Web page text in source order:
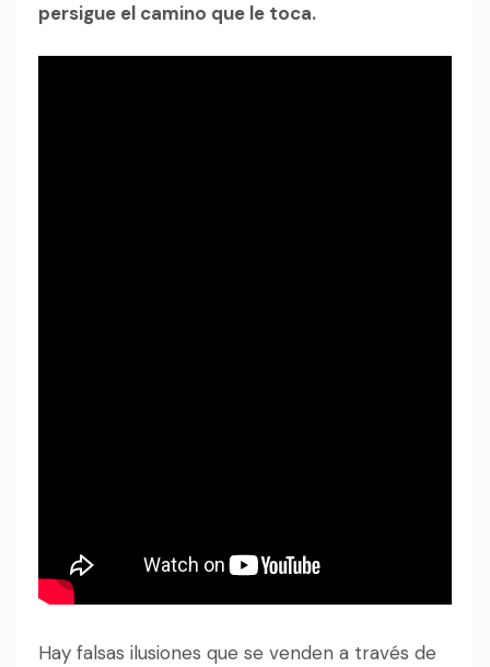
persigue el camino que le toca.
Hay falsas ilusiones que se venden a través de